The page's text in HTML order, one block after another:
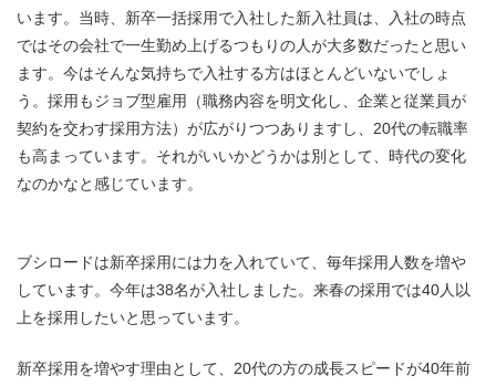
います。当時、新卒一括採用で入社した新入社員は、入社の時点
ではその会社で一生勤め上げるつもりの人が大多数だったと思い
ます。今はそんな気持ちで入社する方はほとんどいないでしょ
う。採用もジョブ型雇用（職務内容を明文化し、企業と従業員が
契約を交わす採用方法）が広がりつつありますし、20代の転職率
も高まっています。それがいいかどうかは別として、時代の変化
なのかなと感じています。
ブシロードは新卒採用には力を入れていて、毎年採用人数を増や
しています。今年は38名が入社しました。来春の採用では40人以
上を採用したいと思っています。
新卒採用を増やす理由として、20代の方の成長スピードが40年前